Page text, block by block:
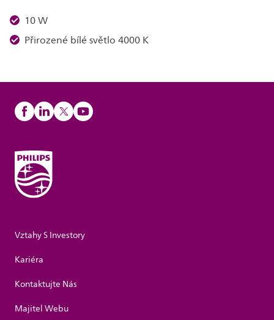
10 W
Přirozené bílé světlo 4000 K
Vztahy S Investory
Kariéra
Kontaktujte Nás
Majitel Webu